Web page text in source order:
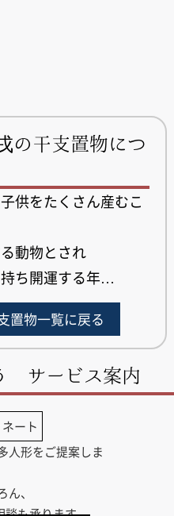
の干支置物につ
供をたくさん産むこ
動物とされ
ち開運する年…
物一覧に戻る
サービス案内
人形をご提案しま
、